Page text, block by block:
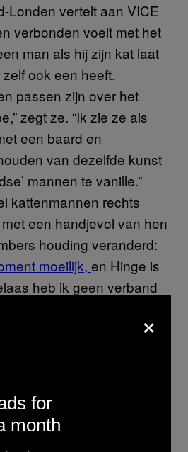
Londen vertelt aan VICE
verbonden voelt met het
man als hij zijn kat laat
ook een heeft.
passen zijn over het
zegt ze. “Ik zie ze als
een baard en
van dezelfde kunst
mannen te vanille.”
kattenmannen rechts
een handjevol van hen
houding veranderd:
moeilijk, en Hinge is
heb ik geen verband
hebben van een kat en
ghosten je nog steeds,
pijnlijk omdat je zin
kat te ontmoeten.”
ook veel los bij Maeva,
zoveel van katten en
×
for
month